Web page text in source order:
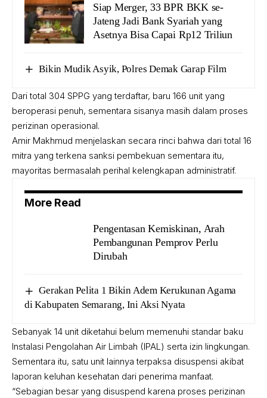
Siap Merger, 33 BPR BKK se-
Jateng Jadi Bank Syariah yang
Asetnya Bisa Capai Rp12 Triliun
Bikin Mudik Asyik, Polres Demak Garap Film
Dari total 304 SPPG yang terdaftar, baru 166 unit yang
beroperasi penuh, sementara sisanya masih dalam proses
perizinan operasional.
Amir Makhmud menjelaskan secara rinci bahwa dari total 16
mitra yang terkena sanksi pembekuan sementara itu,
mayoritas bermasalah perihal kelengkapan administratif.
More Read
Pengentasan Kemiskinan, Arah
Pembangunan Pemprov Perlu
Dirubah
Gerakan Pelita 1 Bikin Adem Kerukunan Agama
di Kabupaten Semarang, Ini Aksi Nyata
Sebanyak 14 unit diketahui belum memenuhi standar baku
Instalasi Pengolahan Air Limbah (IPAL) serta izin lingkungan.
Sementara itu, satu unit lainnya terpaksa disuspensi akibat
laporan keluhan kesehatan dari penerima manfaat.
“Sebagian besar yang disuspend karena proses perizinan